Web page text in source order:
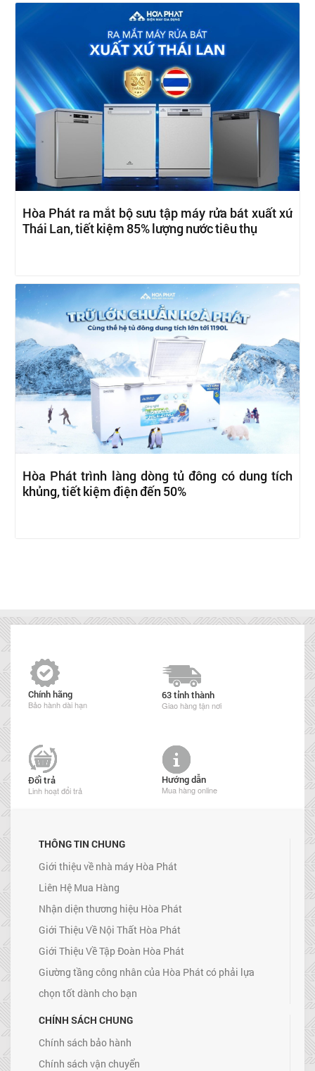
Hòa Phát ra mắt bộ sưu tập máy rửa bát xuất xứ
Thái Lan, tiết kiệm 85% lượng nước tiêu thụ
Hòa Phát trình làng dòng tủ đông có dung tích
khủng, tiết kiệm điện đến 50%
Chính hãng
Bảo hành dài hạn
63 tỉnh thành
Giao hàng tận nơi
Đổi trả
Linh hoạt đổi trả
Hướng dẫn
Mua hàng online
THÔNG TIN CHUNG
Giới thiệu về nhà máy Hòa Phát
Liên Hệ Mua Hàng
Nhận diện thương hiệu Hòa Phát
Giới Thiệu Về Nội Thất Hòa Phát
Giới Thiệu Về Tập Đoàn Hòa Phát
Giường tầng công nhân của Hòa Phát có phải lựa
chọn tốt dành cho bạn
CHÍNH SÁCH CHUNG
Chính sách bảo hành
Chính sách vận chuyển